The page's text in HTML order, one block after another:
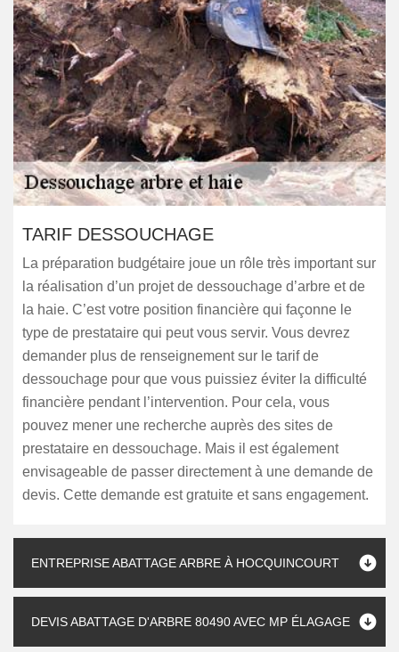
TARIF DESSOUCHAGE
La préparation budgétaire joue un rôle très important sur
la réalisation d’un projet de dessouchage d’arbre et de
la haie. C’est votre position financière qui façonne le
type de prestataire qui peut vous servir. Vous devrez
demander plus de renseignement sur le tarif de
dessouchage pour que vous puissiez éviter la difficulté
financière pendant l’intervention. Pour cela, vous
pouvez mener une recherche auprès des sites de
prestataire en dessouchage. Mais il est également
envisageable de passer directement à une demande de
devis. Cette demande est gratuite et sans engagement.
ENTREPRISE ABATTAGE ARBRE À HOCQUINCOURT
DEVIS ABATTAGE D'ARBRE 80490 AVEC MP ÉLAGAGE